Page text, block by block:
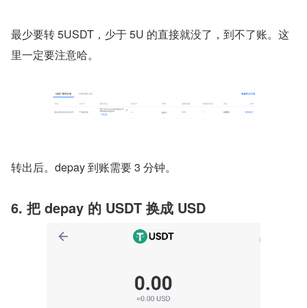
最少要转 5USDT，少于 5U 的直接就没了，到不了账。这
里一定要注意哈。
转出后。depay 到账需要 3 分钟。
6. 把 depay 的 USDT 换成 USD